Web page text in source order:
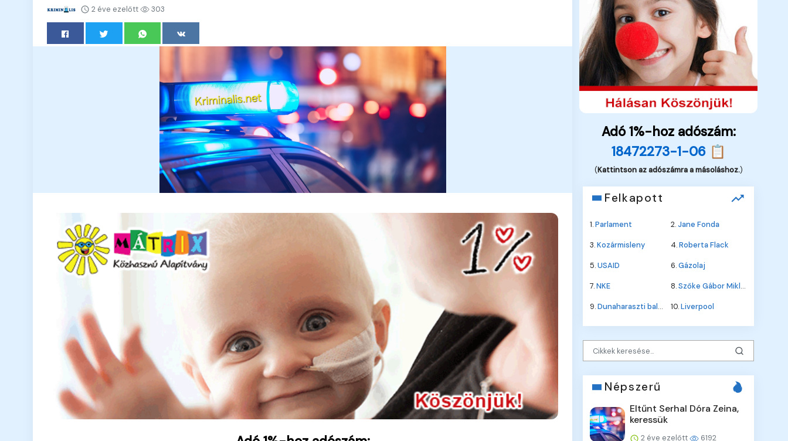
2 éve ezelőtt 303
Adó 1%-hoz adószám:
18472273-1-06 📋
(Kattintson az adószámra a másoláshoz.)
Felkapott
1.Parlament 2.Jane Fonda
3.Kozármisleny 4.Roberta Flack
5.USAID 6.Gázolaj
7.NKE 8.Szőke Gábor Miklós
9.Dunaharaszti baleset 10.Liverpool
Népszerű
Eltűnt Serhal Dóra Zeina,
keressük
2 éve ezelőtt 6192